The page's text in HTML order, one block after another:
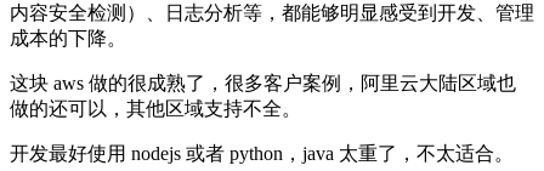
内容安全检测）、日志分析等，都能够明显感受到开发、管理
成本的下降。
这块 aws 做的很成熟了，很多客户案例，阿里云大陆区域也
做的还可以，其他区域支持不全。
开发最好使用 nodejs 或者 python，java 太重了，不太适合。